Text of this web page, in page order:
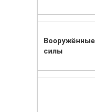
Вооружённые
силы